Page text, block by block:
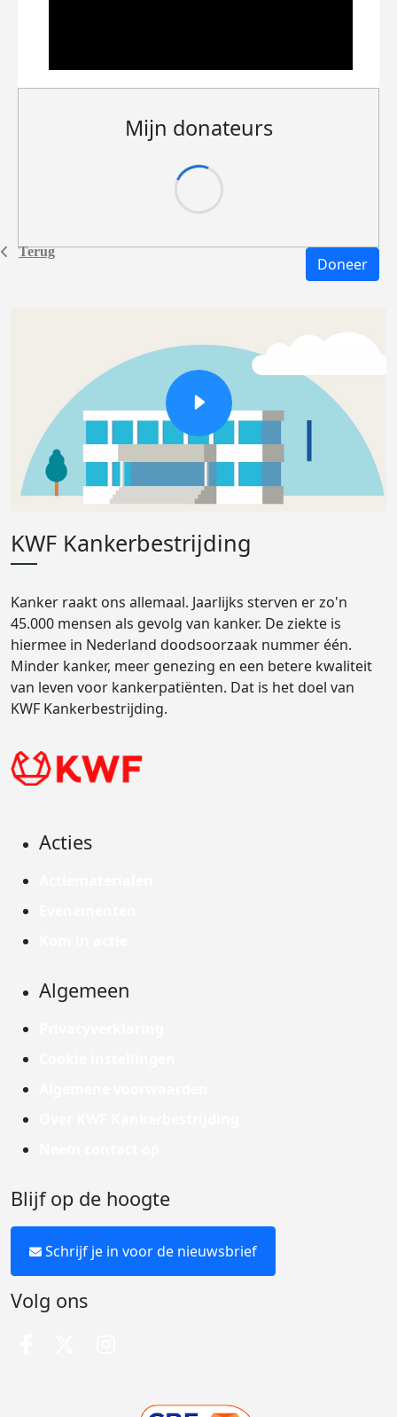
Terug
Mijn donateurs
Doneer
KWF Kankerbestrijding
Kanker raakt ons allemaal. Jaarlijks sterven er zo'n
45.000 mensen als gevolg van kanker. De ziekte is
hiermee in Nederland doodsoorzaak nummer één.
Minder kanker, meer genezing en een betere kwaliteit
van leven voor kankerpatiënten. Dat is het doel van
KWF Kankerbestrijding.
Acties
Algemeen
Blijf op de hoogte
Schrijf je in voor de nieuwsbrief
Volg ons